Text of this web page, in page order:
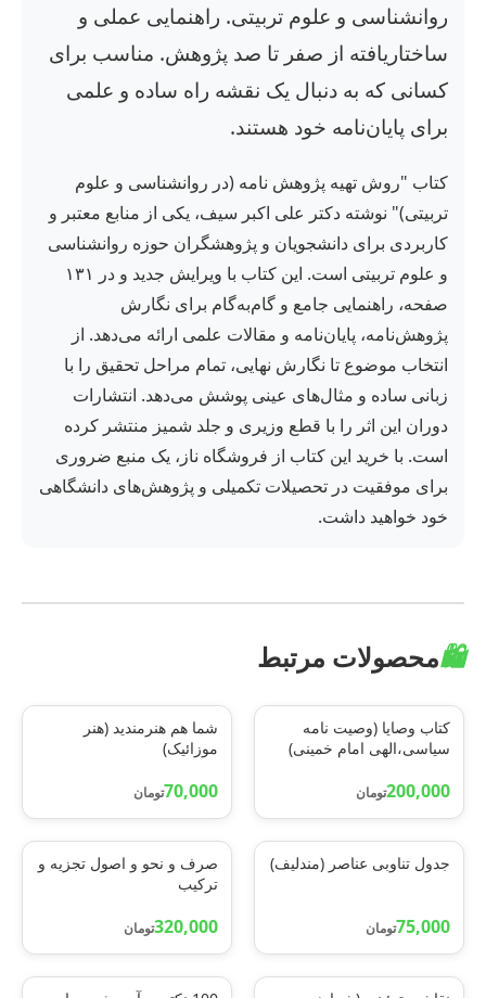
روانشناسی و علوم تربیتی. راهنمایی عملی و
ساختاریافته از صفر تا صد پژوهش. مناسب برای
کسانی که به دنبال یک نقشه راه ساده و علمی
برای پایان‌نامه خود هستند.
کتاب "روش تهیه پژوهش نامه (در روانشناسی و علوم
تربیتی)" نوشته دکتر علی اکبر سیف، یکی از منابع معتبر و
کاربردی برای دانشجویان و پژوهشگران حوزه روانشناسی
و علوم تربیتی است. این کتاب با ویرایش جدید و در ۱۳۱
صفحه، راهنمایی جامع و گام‌به‌گام برای نگارش
پژوهش‌نامه، پایان‌نامه و مقالات علمی ارائه می‌دهد. از
انتخاب موضوع تا نگارش نهایی، تمام مراحل تحقیق را با
زبانی ساده و مثال‌های عینی پوشش می‌دهد. انتشارات
دوران این اثر را با قطع وزیری و جلد شمیز منتشر کرده
است. با خرید این کتاب از فروشگاه ناز، یک منبع ضروری
برای موفقیت در تحصیلات تکمیلی و پژوهش‌های دانشگاهی
خود خواهید داشت.
🛍️محصولات مرتبط
کتاب وصایا (وصیت نامه
سیاسی،الهی امام خمینی)
200,000تومان
شما هم هنرمندید (هنر
موزائیک)
70,000تومان
جدول تناوبی عناصر (مندلیف)
75,000تومان
صرف و نحو و اصول تجزیه و
ترکیب
320,000تومان